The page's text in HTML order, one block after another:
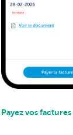
Payez vos